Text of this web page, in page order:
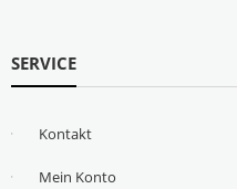
SERVICE
Kontakt
Mein Konto